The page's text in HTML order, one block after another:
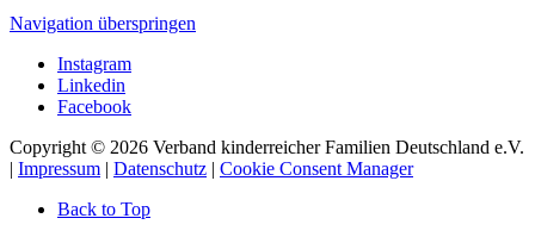
Navigation überspringen
Instagram
Linkedin
Facebook
Copyright © 2026 Verband kinderreicher Familien Deutschland e.V.
| Impressum | Datenschutz | Cookie Consent Manager
Back to Top